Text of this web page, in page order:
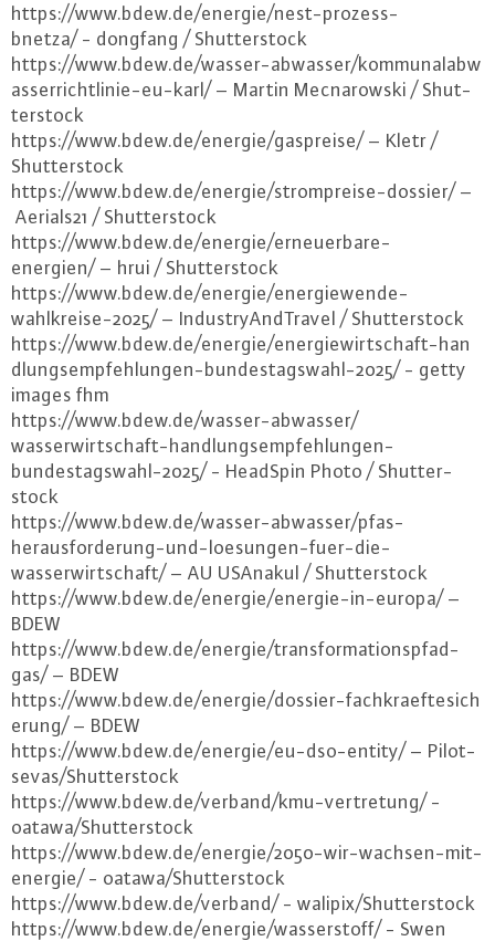
https://​www.​bdew.​de/​energie/​nest-​prozess-​
bnetza/ - dongfang / Shut­ter­stock
https://​www.​bdew.​de/​wasser-​abwasser/​kom​muna​labw​
asse​rric​htli​nie-​eu-​karl/ – Martin Me­c­na­row­ski / Shut­
ter­stock
https://​www.​bdew.​de/​energie/​gaspreise/ – Kletr /
Shut­ter­stock
https://​www.​bdew.​de/​energie/​strompreise-​dossier/ –
Aerials21 / Shut­ter­stock
https://​www.​bdew.​de/​energie/​erneuerbare-​
energien/ – hrui / Shut­ter­stock
https://​www.​bdew.​de/​energie/​energiewende-​
wahlkreise-​2025/ – In­dus­try­And­Tra­vel / Shut­ter­stock
https://​www.​bdew.​de/​energie/​energiewirtschaft-​han​
dlun​gsem​pfeh​lung​en-​bundestagswahl-​2025/ - getty
images fhm
https://​www.​bdew.​de/​wasser-​abwasser/​
wasserwirtschaft-​han​dlun​gsem​pfeh​lung​en-​
bundestagswahl-​2025/ - HeadSpin Photo / Shut­ter­
stock
https://​www.​bdew.​de/​wasser-​abwasser/​pfas-​
herausforderung-​und-​loesungen-​fuer-​die-​
wasserwirtschaft/ – AU USAnakul / Shut­ter­stock
https://​www.​bdew.​de/​energie/​energie-​in-​europa/ –
BDEW
https://​www.​bdew.​de/​energie/​transformationspfad-​
gas/ – BDEW
https://​www.​bdew.​de/​energie/​dossier-​fac​hkra​efte​sich​
erun​g/ – BDEW
https://​www.​bdew.​de/​energie/​eu-​dso-​entity/ – Pi­lot­
se­vas/Shut­ter­stock
https://​www.​bdew.​de/​verband/​kmu-​vertretung/ -
oatawa/Shut­ter­stock
https://​www.​bdew.​de/​energie/​2050-​wir-​wachsen-​mit-​
energie/ - oatawa/Shut­ter­stock
https://​www.​bdew.​de/​verband/ - walipix/Shut­ter­stock
https://​www.​bdew.​de/​energie/​wasserstoff/ - Swen